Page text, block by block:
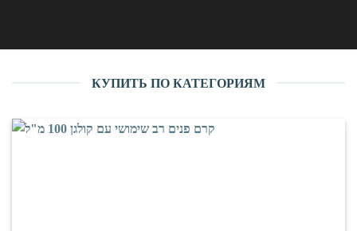
КУПИТЬ ПО КАТЕГОРИЯМ